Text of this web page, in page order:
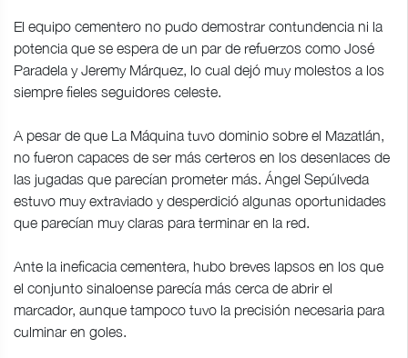
El equipo cementero no pudo demostrar contundencia ni la
potencia que se espera de un par de refuerzos como José
Paradela y Jeremy Márquez, lo cual dejó muy molestos a los
siempre fieles seguidores celeste.
A pesar de que La Máquina tuvo dominio sobre el Mazatlán,
no fueron capaces de ser más certeros en los desenlaces de
las jugadas que parecían prometer más. Ángel Sepúlveda
estuvo muy extraviado y desperdició algunas oportunidades
que parecían muy claras para terminar en la red.
Ante la ineficacia cementera, hubo breves lapsos en los que
el conjunto sinaloense parecía más cerca de abrir el
marcador, aunque tampoco tuvo la precisión necesaria para
culminar en goles.